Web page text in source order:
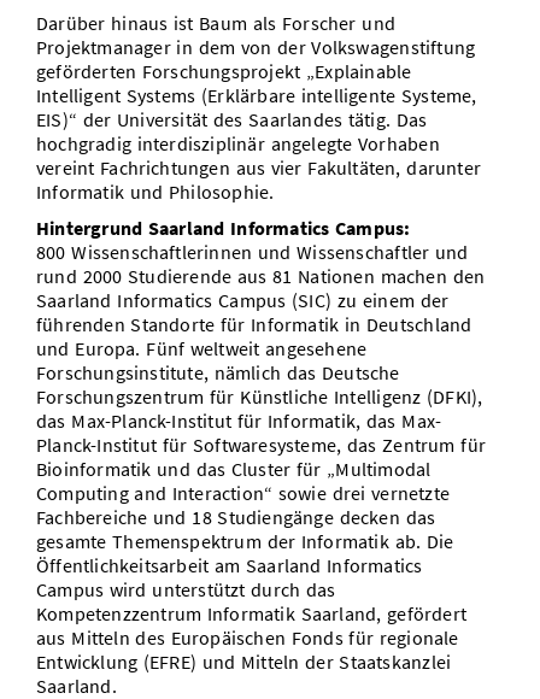
Darüber hinaus ist Baum als Forscher und
Projektmanager in dem von der Volkswagenstiftung
geförderten Forschungsprojekt „Explainable
Intelligent Systems (Erklärbare intelligente Systeme,
EIS)“ der Universität des Saarlandes tätig. Das
hochgradig interdisziplinär angelegte Vorhaben
vereint Fachrichtungen aus vier Fakultäten, darunter
Informatik und Philosophie.
Hintergrund Saarland Informatics Campus:
800 Wissenschaftlerinnen und Wissenschaftler und
rund 2000 Studierende aus 81 Nationen machen den
Saarland Informatics Campus (SIC) zu einem der
führenden Standorte für Informatik in Deutschland
und Europa. Fünf weltweit angesehene
Forschungsinstitute, nämlich das Deutsche
Forschungszentrum für Künstliche Intelligenz (DFKI),
das Max-Planck-Institut für Informatik, das Max-
Planck-Institut für Softwaresysteme, das Zentrum für
Bioinformatik und das Cluster für „Multimodal
Computing and Interaction“ sowie drei vernetzte
Fachbereiche und 18 Studiengänge decken das
gesamte Themenspektrum der Informatik ab. Die
Öffentlichkeitsarbeit am Saarland Informatics
Campus wird unterstützt durch das
Kompetenzzentrum Informatik Saarland, gefördert
aus Mitteln des Europäischen Fonds für regionale
Entwicklung (EFRE) und Mitteln der Staatskanzlei
Saarland.